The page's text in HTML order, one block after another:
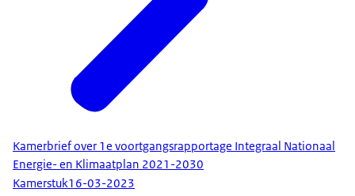
Kamerbrief over 1e voortgangsrapportage Integraal Nationaal
Energie- en Klimaatplan 2021-2030
Kamerstuk16-03-2023